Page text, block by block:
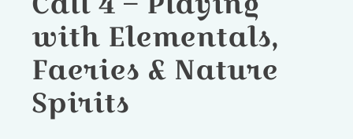
with Elementals,
Faeries & Nature
Spirits